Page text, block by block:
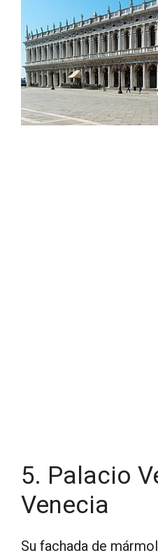
5. Palacio
Venecia
Su fachada de